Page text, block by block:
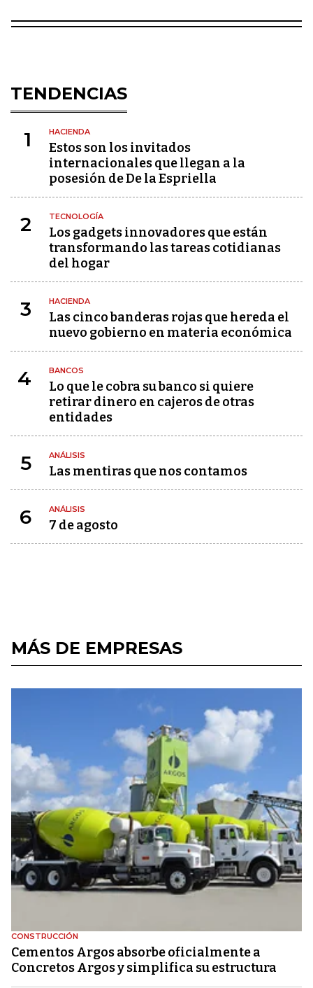
TENDENCIAS
1 HACIENDA
Estos son los invitados
internacionales que llegan a la
posesión de De la Espriella
2 TECNOLOGÍA
Los gadgets innovadores que están
transformando las tareas cotidianas
del hogar
3 HACIENDA
Las cinco banderas rojas que hereda el
nuevo gobierno en materia económica
4 BANCOS
Lo que le cobra su banco si quiere
retirar dinero en cajeros de otras
entidades
5 ANÁLISIS
Las mentiras que nos contamos
6 ANÁLISIS
7 de agosto
MÁS DE EMPRESAS
CONSTRUCCIÓN
Cementos Argos absorbe oficialmente a
Concretos Argos y simplifica su estructura